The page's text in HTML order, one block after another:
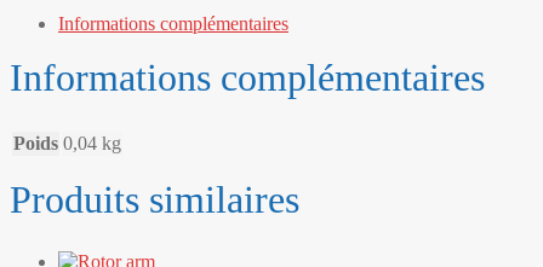
Informations complémentaires
Informations complémentaires
Poids 0,04 kg
Produits similaires